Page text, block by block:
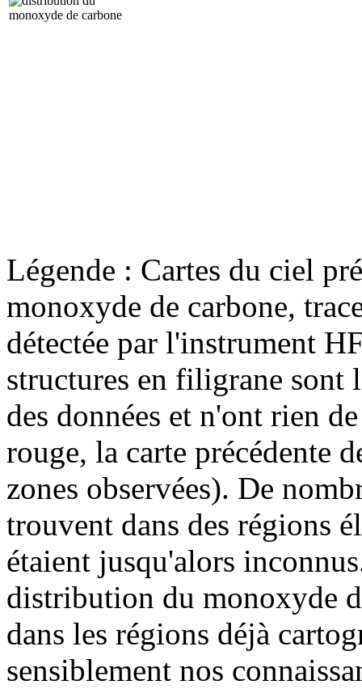
Légende : Cartes du ciel
monoxyde de carbone,
détectée par l'instrument
structures en filigrane sont
des données et n'ont rien
rouge, la carte précédente
zones observées). De
trouvent dans des régions
étaient jusqu'alors
distribution du monoxyde
dans les régions déjà
sensiblement nos